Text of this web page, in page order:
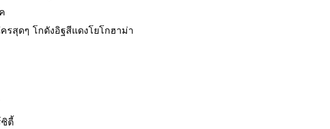
รสุดๆ โกดังอิฐสีแดงโยโกฮาม่า
ซิตี้